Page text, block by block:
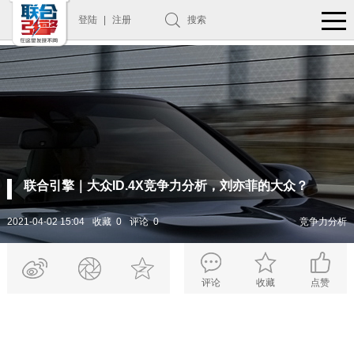
登陆 注册 搜索
联合引擎｜大众ID.4X竞争力分析，刘亦菲的大众？
2021-04-02 15:04 收藏 0 评论 0 竞争力分析
评论 收藏 点赞